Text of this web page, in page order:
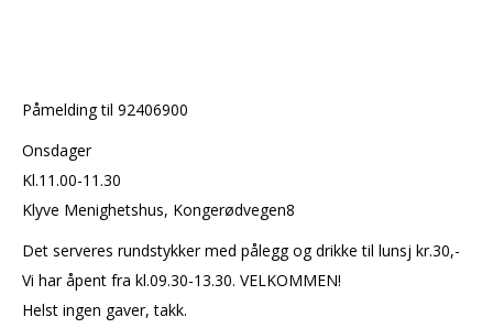
Påmelding til 92406900
Onsdager
Kl.11.00-11.30
Klyve Menighetshus, Kongerødvegen8
Det serveres rundstykker med pålegg og drikke til lunsj kr.30,-
Vi har åpent fra kl.09.30-13.30. VELKOMMEN!
Helst ingen gaver, takk.